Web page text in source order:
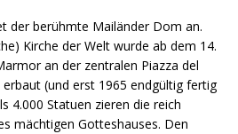
der berühmte Mailänder Dom an.
Kirche der Welt wurde ab dem 14.
an der zentralen Piazza del
(und erst 1965 endgültig fertig
4.000 Statuen zieren die reich
mächtigen Gotteshauses. Den